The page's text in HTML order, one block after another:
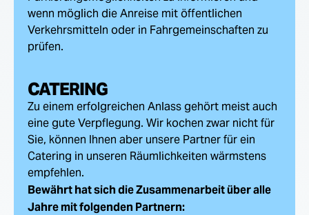
wenn möglich die Anreise mit öffentlichen
Verkehrsmitteln oder in Fahrgemeinschaften zu
prüfen.
CATERING
Zu einem erfolgreichen Anlass gehört meist auch
eine gute Verpflegung. Wir kochen zwar nicht für
Sie, können Ihnen aber unsere Partner für ein
Catering in unseren Räumlichkeiten wärmstens
empfehlen.
Bewährt hat sich die Zusammenarbeit über alle
Jahre mit folgenden Partnern: